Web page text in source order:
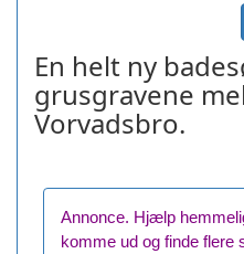
En helt ny
grusgravene
Vorvadsbro.
Annonce. Hjælp
komme ud og finde flere